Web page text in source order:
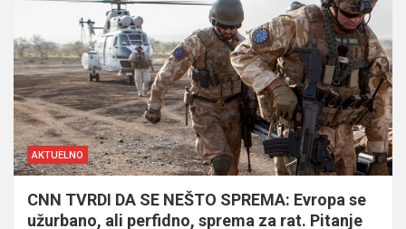
AKTUELNO
CNN TVRDI DA SE NEŠTO SPREMA: Evropa se
užurbano, ali perfidno, sprema za rat. Pitanje